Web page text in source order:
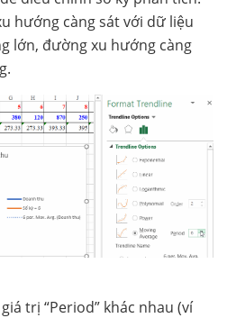
hướng càng sát với dữ liệu
lớn, đường xu hướng càng
trị “Period” khác nhau (ví